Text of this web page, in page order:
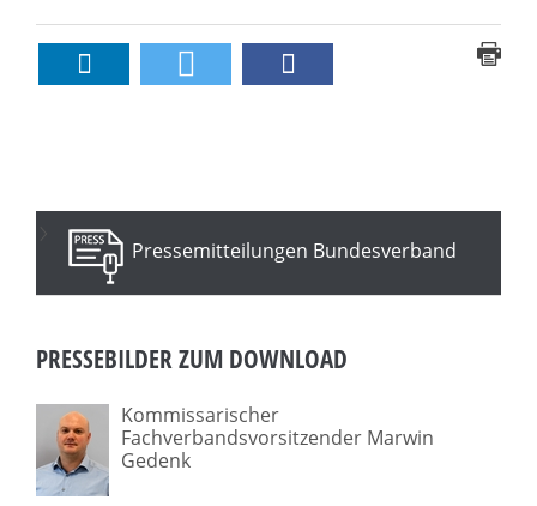
Pressemitteilungen Bundesverband
PRESSEBILDER ZUM DOWNLOAD
Kommissarischer
Fachverbandsvorsitzender Marwin
Gedenk